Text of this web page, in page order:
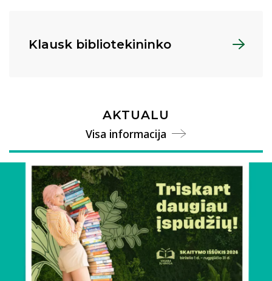
Klausk bibliotekininko
AKTUALU
Visa informacija